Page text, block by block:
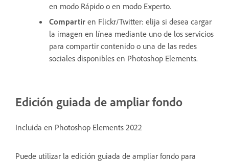
en modo Rápido o en modo Experto.
Compartir en Flickr/Twitter: elija si desea cargar
la imagen en línea mediante uno de los servicios
para compartir contenido o una de las redes
sociales disponibles en Photoshop Elements.
Edición guiada de ampliar fondo
Incluida en Photoshop Elements 2022
Puede utilizar la edición guiada de ampliar fondo para